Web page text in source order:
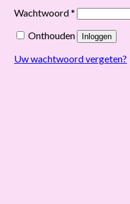
Wachtwoord* Vereist
Onthouden
Inloggen
Uw wachtwoord vergeten?